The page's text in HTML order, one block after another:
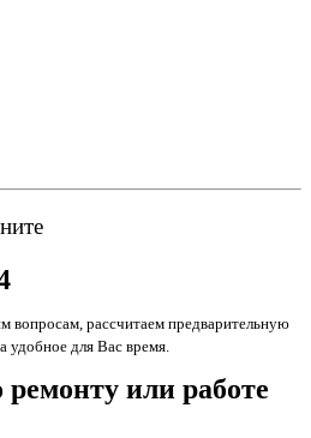
вопросам, рассчитаем предварительную
удобное для Вас время.
или работе